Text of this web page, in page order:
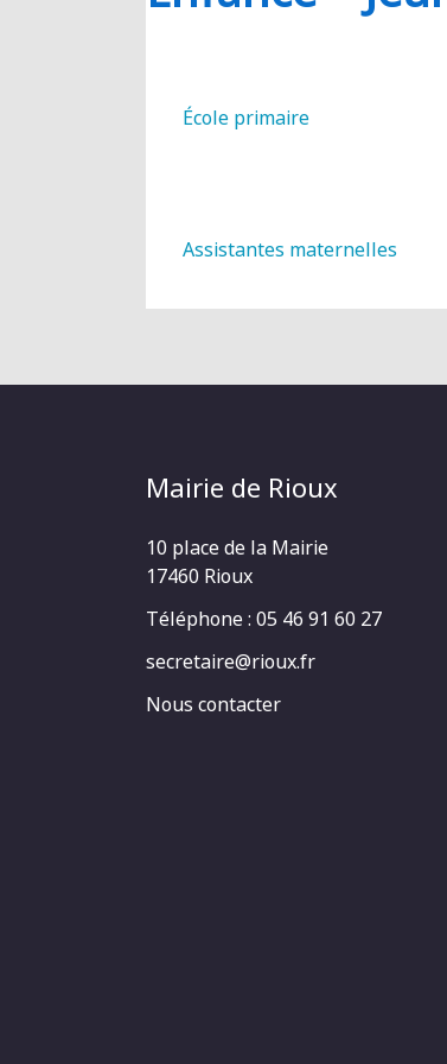
École primaire
Assistantes maternelles
Mairie de Rioux
10 place de la Mairie
17460 Rioux
Téléphone : 05 46 91 60 27
secretaire@rioux.fr
Nous contacter